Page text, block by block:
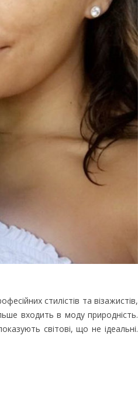
стилістів та візажистів,
входить в моду природність.
світові, що не ідеальні.